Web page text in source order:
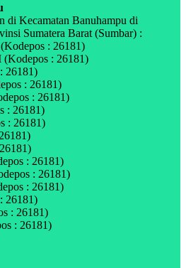
di Kecamatan Banuhampu di
Sumatera Barat (Sumbar) :
: 26181)
: 26181)
26181)
: 26181)
: 26181)
: 26181)
: 26181)
: 26181)
: 26181)
: 26181)
26181)
: 26181)
: 26181)